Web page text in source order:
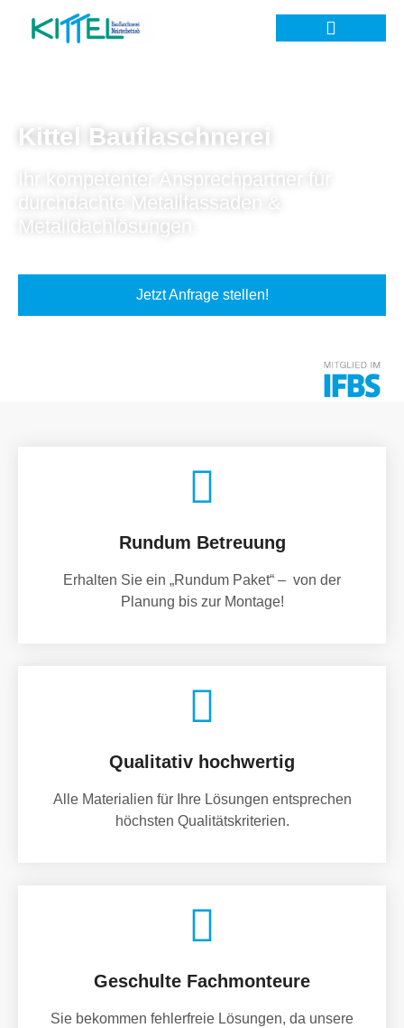
Kittel Bauflaschnerei
Ihr kompetenter Ansprechpartner für
durchdachte Metallfassaden &
Metalldachlösungen.
Jetzt Anfrage stellen!
Rundum Betreuung
Erhalten Sie ein „Rundum Paket“ – von der
Planung bis zur Montage!
Qualitativ hochwertig
Alle Materialien für Ihre Lösungen entsprechen
höchsten Qualitätskriterien.
Geschulte Fachmonteure
Sie bekommen fehlerfreie Lösungen, da unsere